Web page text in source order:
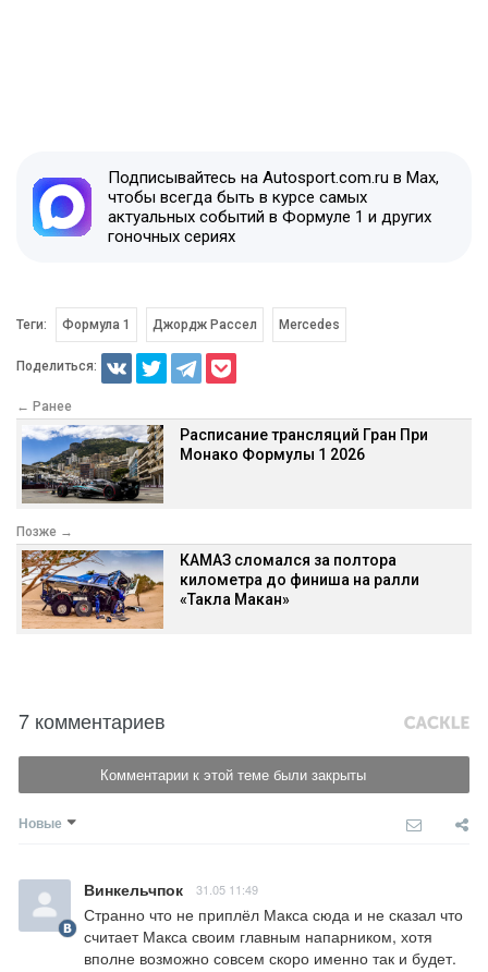
Подписывайтесь на Autosport.com.ru в Max,
чтобы всегда быть в курсе самых
актуальных событий в Формуле 1 и других
гоночных сериях
Теги: Формула 1 Джордж Рассел Mercedes
Поделиться:
← Ранее
Расписание трансляций Гран При
Монако Формулы 1 2026
Позже →
КАМАЗ сломался за полтора
километра до финиша на ралли
«Такла Макан»
7 комментариев
Комментарии к этой теме были закрыты
Новые
Винкельчпок 31.05 11:49
Странно что не приплёл Макса сюда и не сказал что
считает Макса своим главным напарником, хотя
вполне возможно совсем скоро именно так и будет.